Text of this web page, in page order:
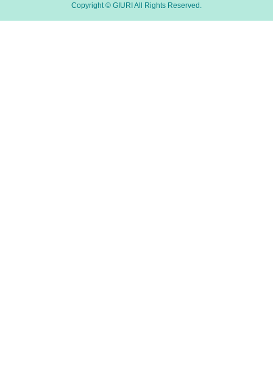
Copyright © GIURI All Rights Reserved.